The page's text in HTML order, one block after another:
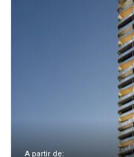
A partir de: